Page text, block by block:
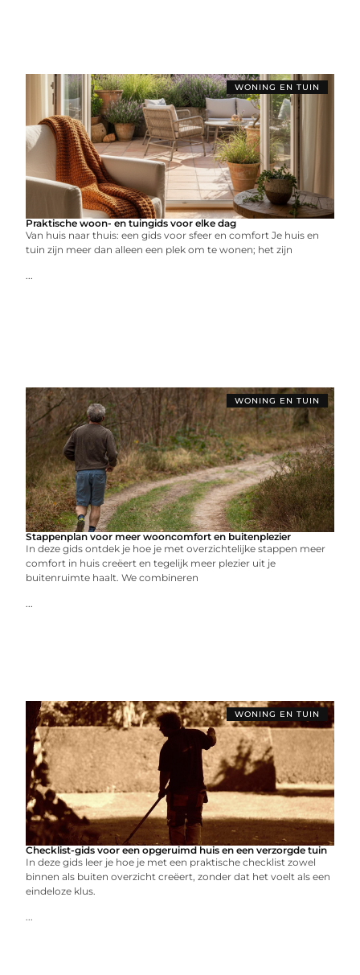
WONING EN TUIN
Praktische woon- en tuingids voor elke dag
Van huis naar thuis: een gids voor sfeer en comfort Je huis en
tuin zijn meer dan alleen een plek om te wonen; het zijn
...
WONING EN TUIN
Stappenplan voor meer wooncomfort en buitenplezier
In deze gids ontdek je hoe je met overzichtelijke stappen meer
comfort in huis creëert en tegelijk meer plezier uit je
buitenruimte haalt. We combineren
...
WONING EN TUIN
Checklist-gids voor een opgeruimd huis en een verzorgde tuin
In deze gids leer je hoe je met een praktische checklist zowel
binnen als buiten overzicht creëert, zonder dat het voelt als een
eindeloze klus.
...